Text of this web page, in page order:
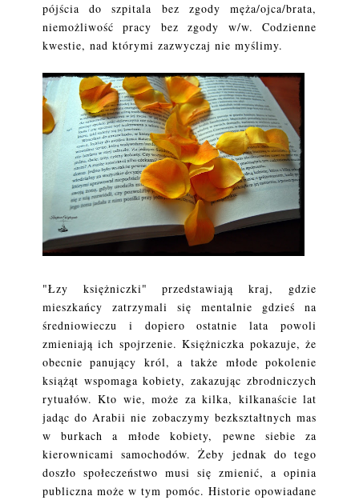
pójścia do szpitala bez zgody męża/ojca/brata,
niemożliwość pracy bez zgody w/w. Codzienne
kwestie, nad którymi zazwyczaj nie myślimy.
"Łzy księżniczki" przedstawiają kraj, gdzie
mieszkańcy zatrzymali się mentalnie gdzieś na
średniowieczu i dopiero ostatnie lata powoli
zmieniają ich spojrzenie. Księżniczka pokazuje, że
obecnie panujący król, a także młode pokolenie
książąt wspomaga kobiety, zakazując zbrodniczych
rytuałów. Kto wie, może za kilka, kilkanaście lat
jadąc do Arabii nie zobaczymy bezkształtnych mas
w burkach a młode kobiety, pewne siebie za
kierownicami samochodów. Żeby jednak do tego
doszło społeczeństwo musi się zmienić, a opinia
publiczna może w tym pomóc. Historie opowiadane